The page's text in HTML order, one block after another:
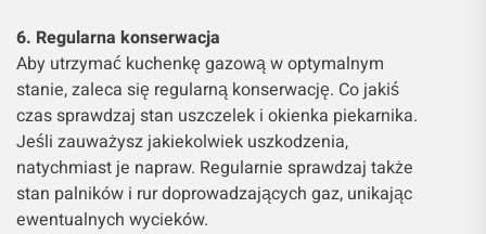
6. Regularna konserwacja
Aby utrzymać kuchenkę gazową w optymalnym
stanie, zaleca się regularną konserwację. Co jakiś
czas sprawdzaj stan uszczelek i okienka piekarnika.
Jeśli zauważysz jakiekolwiek uszkodzenia,
natychmiast je napraw. Regularnie sprawdzaj także
stan palników i rur doprowadzających gaz, unikając
ewentualnych wycieków.